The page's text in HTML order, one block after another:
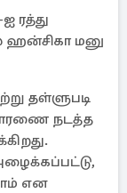
ரத்து
ஹன்சிகா மனு
தள்ளுபடி
நடத்த
என